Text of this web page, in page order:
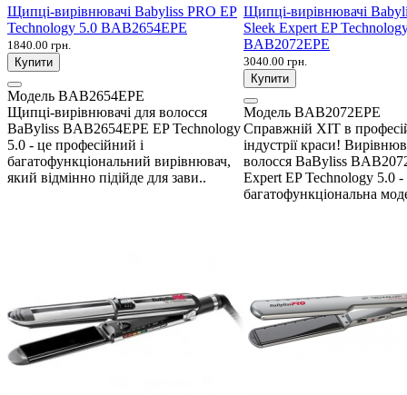
Щипці-вирівнювачі Babyliss PRO EP
Technology 5.0 BAB2654EPE
1840.00 грн.
Купити
Модель BAB2654EPE
Щипці-вирівнювачі для волосся
BaByliss BAB2654EPE EP Technology
5.0 - це професійний і
багатофункціональний вирівнювач,
який відмінно підійде для зави..
Щипці-вирівнювачі
Sleek Expert EP
BAB2072EPE
3040.00 грн.
Купити
Модель BAB2072EPE
Справжній ХІТ в
індустрії краси!
волосся BaByliss
Expert EP Technology 5.0 -
багатофункціональна